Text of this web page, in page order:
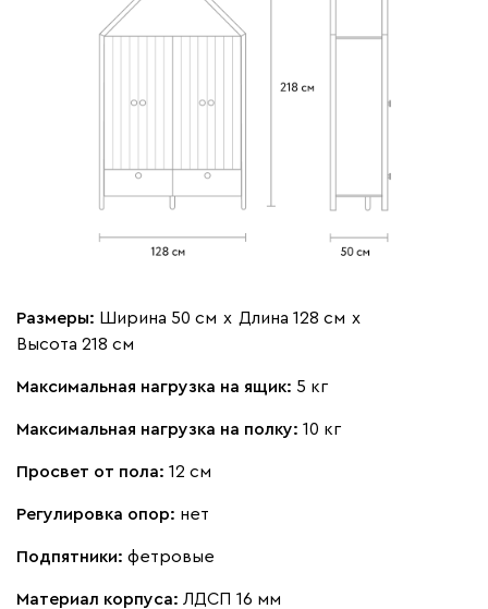
Размеры: Ширина 50 см х Длина 128 см х
Высота 218 см
Максимальная нагрузка на ящик: 5 кг
Максимальная нагрузка на полку: 10 кг
Просвет от пола: 12 см
Регулировка опор: нет
Подпятники: фетровые
Материал корпуса: ЛДСП 16 мм